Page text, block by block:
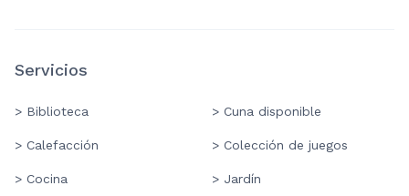
Servicios
> Biblioteca > Cuna disponible
> Calefacción > Colección de juegos
> Cocina > Jardín